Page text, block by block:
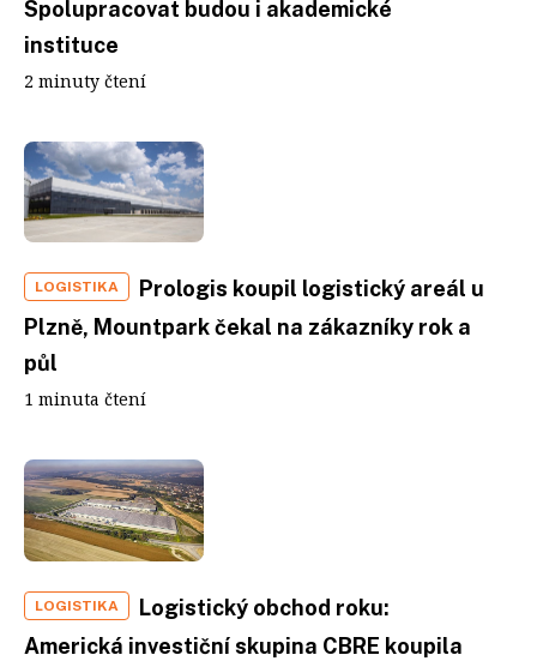
Spolupracovat budou i akademické
instituce
2 minuty čtení
LOGISTIKA
Prologis koupil logistický areál u
Plzně, Mountpark čekal na zákazníky rok a
půl
1 minuta čtení
LOGISTIKA
Logistický obchod roku:
Americká investiční skupina CBRE koupila